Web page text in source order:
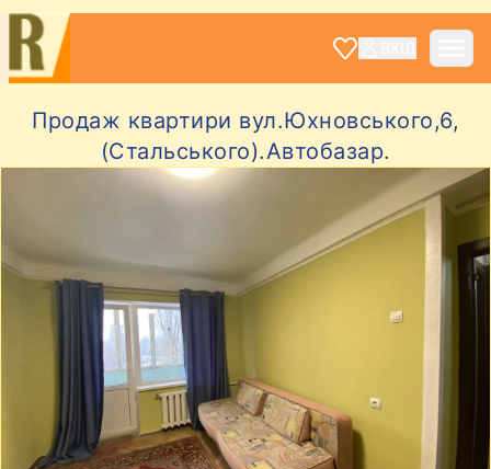
Продаж квартири вул.Юхновського,6,
(Стальського).Автобазар.